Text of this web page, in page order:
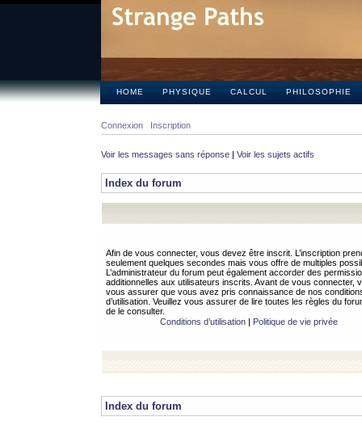
HOME PHYSIQUE CALCUL PHILOSOPHIE
Connexion Inscription
Voir les messages sans réponse | Voir les sujets actifs
Index du forum
Afin de vous connecter, vous devez être inscrit. L’inscription
seulement quelques secondes mais vous offre de multiples
L’administrateur du forum peut également accorder des
additionnelles aux utilisateurs inscrits. Avant de vous connecter,
vous assurer que vous avez pris connaissance de nos
d’utilisation. Veuillez vous assurer de lire toutes les règles du
de le consulter.
Conditions d’utilisation| Politique de vie privée
Index du forum